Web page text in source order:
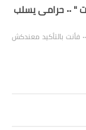
إحترس من وهم يسمى " كيونت " ٠٠ حرامى يسلب
بقلم : زكى عرفه ‎إذا ما كانش عندك حاجه تموت عشانها ٠٠ فأنت بالتأكيد معندكش